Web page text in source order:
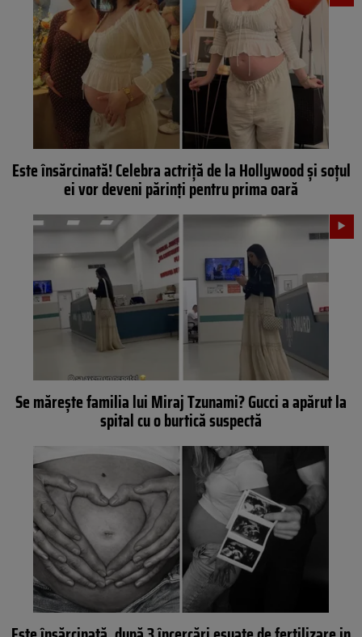
Este însărcinată! Celebra actriță de la Hollywood și soțul
ei vor deveni părinți pentru prima oară
Se mărește familia lui Miraj Tzunami? Gucci a apărut la
spital cu o burtică suspectă